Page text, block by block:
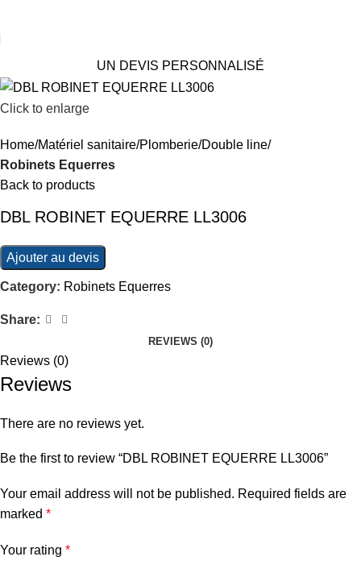
UN DEVIS PERSONNALISÉ
Click to enlarge
Home Matériel sanitaire Plomberie Double line
Robinets Equerres
Back to products
DBL ROBINET EQUERRE LL3006
Ajouter au devis
Category: Robinets Equerres
Share:
REVIEWS (0)
Reviews (0)
Reviews
There are no reviews yet.
Be the first to review “DBL ROBINET EQUERRE LL3006”
Your email address will not be published. Required fields are
marked *
Your rating *